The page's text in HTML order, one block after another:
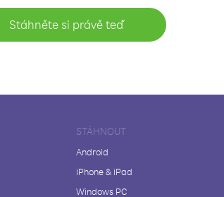
Stáhněte si právě teď
STÁHNOUT
Android
iPhone & iPad
Windows PC